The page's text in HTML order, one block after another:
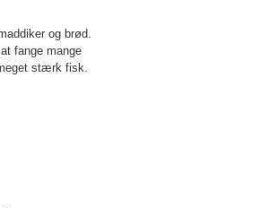
og brød.
fange mange
stærk fisk.